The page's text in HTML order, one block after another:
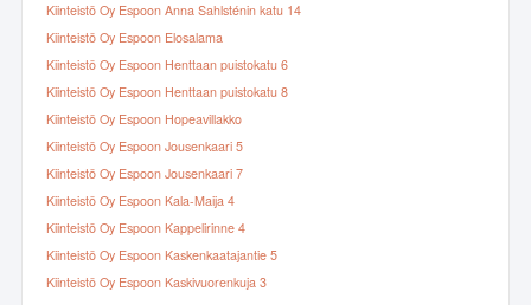
Kiinteistö Oy Espoon Anna Sahlsténin katu 14
Kiinteistö Oy Espoon Elosalama
Kiinteistö Oy Espoon Henttaan puistokatu 6
Kiinteistö Oy Espoon Henttaan puistokatu 8
Kiinteistö Oy Espoon Hopeavillakko
Kiinteistö Oy Espoon Jousenkaari 5
Kiinteistö Oy Espoon Jousenkaari 7
Kiinteistö Oy Espoon Kala-Maija 4
Kiinteistö Oy Espoon Kappelirinne 4
Kiinteistö Oy Espoon Kaskenkaatajantie 5
Kiinteistö Oy Espoon Kaskivuorenkuja 3